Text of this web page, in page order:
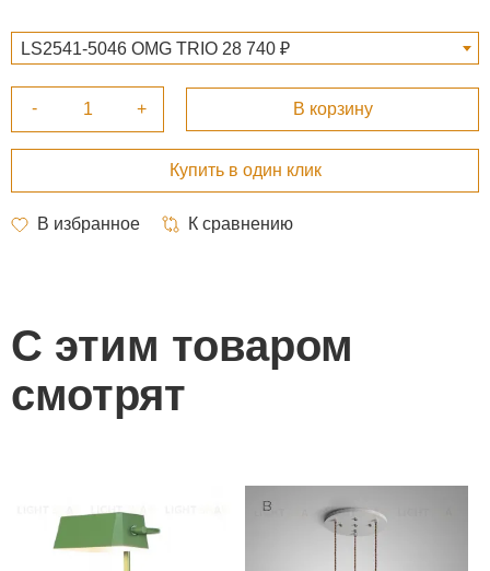
LS2541-5046 OMG TRIO 28 740 ₽
С этим товаром
смотрят